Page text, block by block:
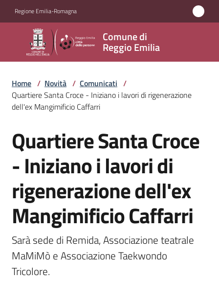
Regione Emilia-Romagna
Comune di
Reggio Emilia
Comune
di
Reggio
Emilia
Servizi
Novità
Menu selezionato
Vivere
Reggio
Emilia
Home / Novità / Comunicati /
Quartiere Santa Croce - Iniziano i lavori di rigenerazione
dell'ex Mangimificio Caffarri
Salta al contenuto
Quartiere Santa Croce
- Iniziano i lavori di
rigenerazione dell'ex
Mangimificio Caffarri
Sarà sede di Remida, Associazione teatrale
MaMiMò e Associazione Taekwondo
Tricolore.